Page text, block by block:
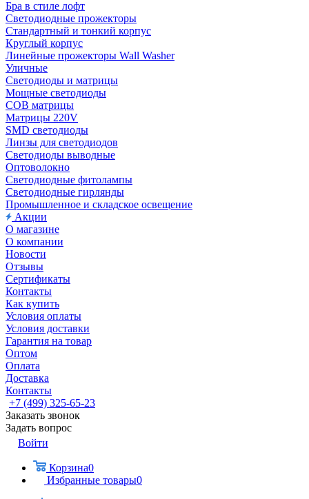
Бра в стиле лофт
Светодиодные прожекторы
Стандартный и тонкий корпус
Круглый корпус
Линейные прожекторы Wall Washer
Уличные
Светодиоды и матрицы
Мощные светодиоды
COB матрицы
Матрицы 220V
SMD светодиоды
Линзы для светодиодов
Светодиоды выводные
Оптоволокно
Светодиодные фитолампы
Светодиодные гирлянды
Промышленное и складское освещение
Акции
О магазине
О компании
Новости
Отзывы
Сертификаты
Контакты
Как купить
Условия оплаты
Условия доставки
Гарантия на товар
Оптом
Оплата
Доставка
Контакты
+7 (499) 325-65-23
Заказать звонок
Задать вопрос
Войти
Корзина0
Избранные товары0